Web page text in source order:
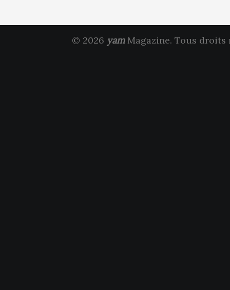
© 2026 yamMagazine. Tous droits